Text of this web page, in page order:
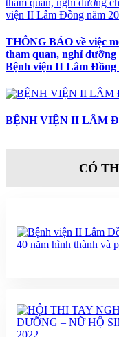
THÔNG BÁO về việc
tham quan, nghỉ dưỡng
Bệnh viện II Lâm Đồng
BỆNH VIỆN II LÂM
CÓ